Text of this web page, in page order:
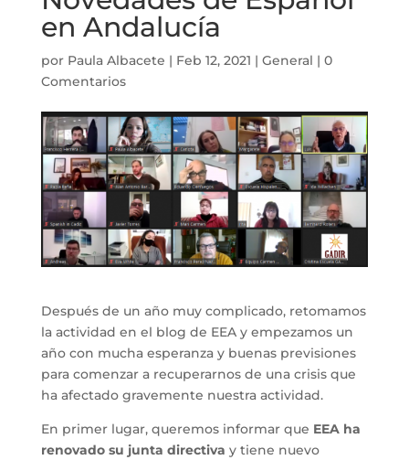
en Andalucía
por Paula Albacete | Feb 12, 2021 | General | 0
Comentarios
Después de un año muy complicado, retomamos
la actividad en el blog de EEA y empezamos un
año con mucha esperanza y buenas previsiones
para comenzar a recuperarnos de una crisis que
ha afectado gravemente nuestra actividad.
En primer lugar, queremos informar que EEA ha
renovado su junta directiva y tiene nuevo